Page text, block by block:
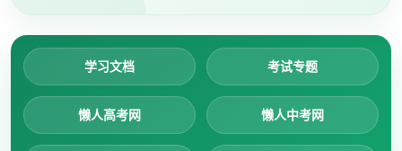
学习文档 考试专题
懒人高考网 懒人中考网